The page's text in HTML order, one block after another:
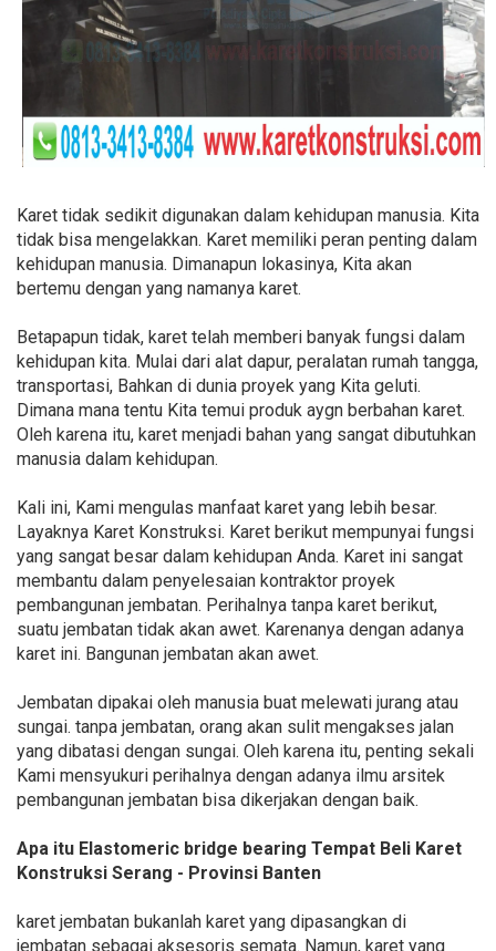
Karet tidak sedikit digunakan dalam kehidupan manusia. Kita
tidak bisa mengelakkan. Karet memiliki peran penting dalam
kehidupan manusia. Dimanapun lokasinya, Kita akan
bertemu dengan yang namanya karet.
Betapapun tidak, karet telah memberi banyak fungsi dalam
kehidupan kita. Mulai dari alat dapur, peralatan rumah tangga,
transportasi, Bahkan di dunia proyek yang Kita geluti.
Dimana mana tentu Kita temui produk aygn berbahan karet.
Oleh karena itu, karet menjadi bahan yang sangat dibutuhkan
manusia dalam kehidupan.
Kali ini, Kami mengulas manfaat karet yang lebih besar.
Layaknya Karet Konstruksi. Karet berikut mempunyai fungsi
yang sangat besar dalam kehidupan Anda. Karet ini sangat
membantu dalam penyelesaian kontraktor proyek
pembangunan jembatan. Perihalnya tanpa karet berikut,
suatu jembatan tidak akan awet. Karenanya dengan adanya
karet ini. Bangunan jembatan akan awet.
Jembatan dipakai oleh manusia buat melewati jurang atau
sungai. tanpa jembatan, orang akan sulit mengakses jalan
yang dibatasi dengan sungai. Oleh karena itu, penting sekali
Kami mensyukuri perihalnya dengan adanya ilmu arsitek
pembangunan jembatan bisa dikerjakan dengan baik.
Apa itu Elastomeric bridge bearing Tempat Beli Karet
Konstruksi Serang - Provinsi Banten
karet jembatan bukanlah karet yang dipasangkan di
jembatan sebagai aksesoris semata. Namun, karet yang